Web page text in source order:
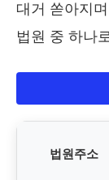
대거 쏟아지
법원 중 하나
법원주소